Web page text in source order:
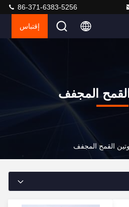
86-371-6383-5256
إقتباس
المجفف
القمح المجفف